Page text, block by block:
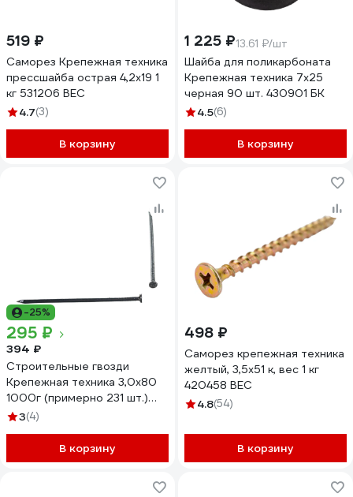
519 ₽
Саморез Крепежная техника
прессшайба острая 4,2х19 1
кг 531206 ВЕС
4.7(3)
В корзину
1 225 ₽13.61 ₽/шт
Шайба для поликарбоната
Крепежная техника 7х25
черная 90 шт. 430901 БК
4.5(6)
В корзину
-25%
295 ₽
394 ₽
Строительные гвозди
Крепежная техника 3,0х80
1000г (примерно 231 шт.)
492222 БК
3(4)
В корзину
498 ₽
Саморез крепежная техника
желтый, 3,5x51 к, вес 1 кг
420458 ВЕС
4.8(54)
В корзину